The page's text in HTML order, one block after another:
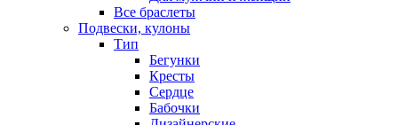
Все браслеты
Подвески, кулоны
Тип
Бегунки
Кресты
Сердце
Бабочки